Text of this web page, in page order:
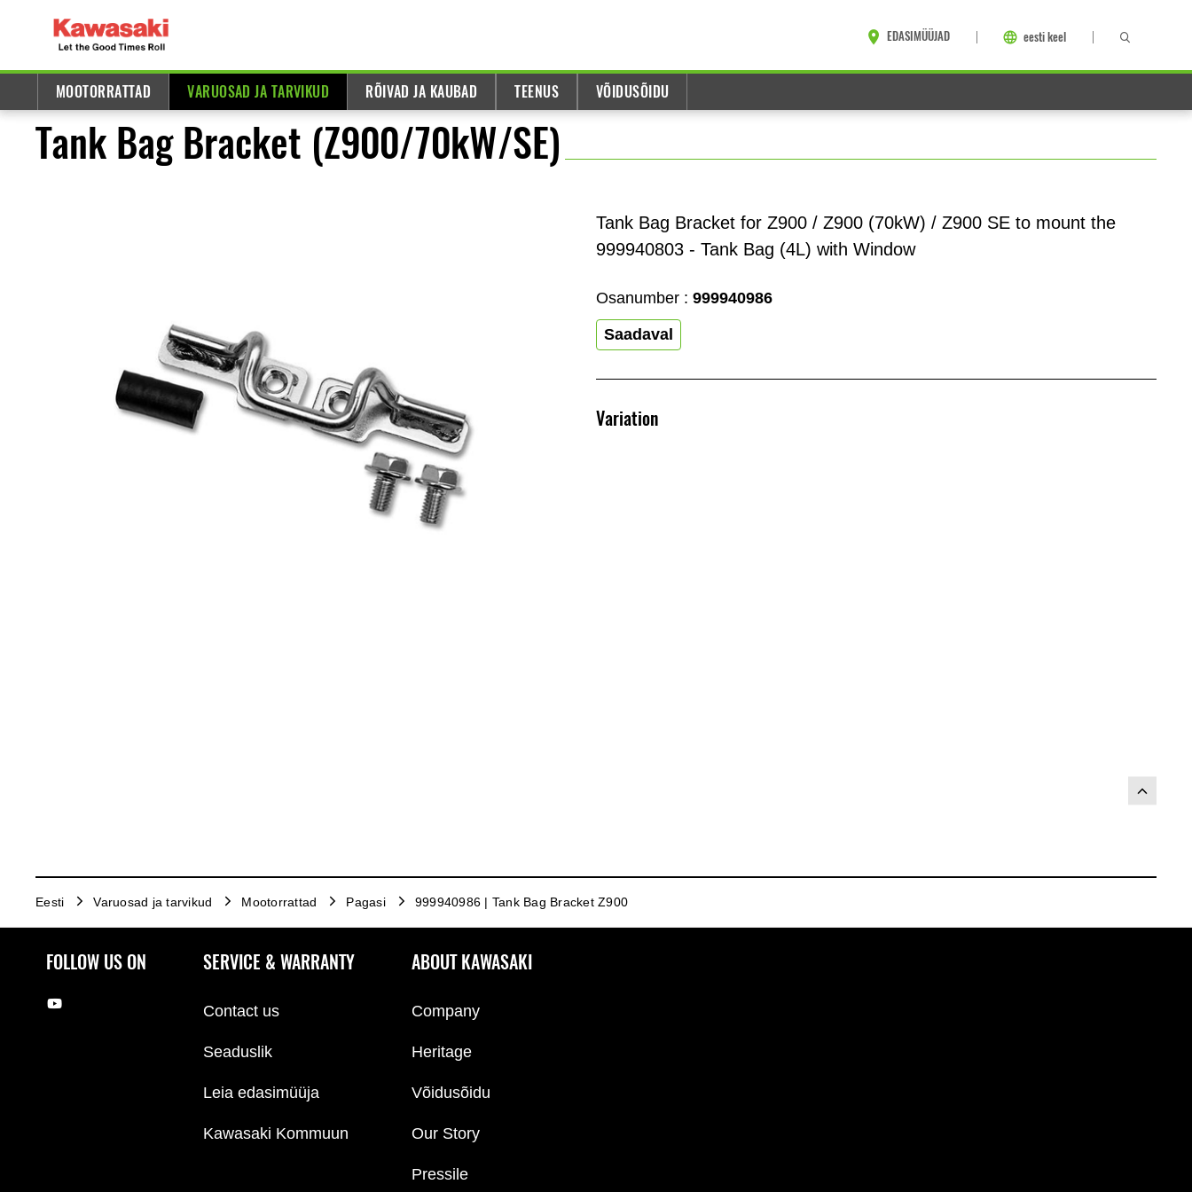
EDASIMÜÜJAD eesti keel
MOOTORRATTAD VARUOSAD JA TARVIKUD RÕIVAD JA KAUBAD TEENUS VÕIDUSÕIDU
Tank Bag Bracket (Z900/70kW/SE)
Tank Bag Bracket for Z900 / Z900 (70kW) / Z900 SE to mount the
999940803 - Tank Bag (4L) with Window
Osanumber : 999940986
Saadaval
Variation
Eesti Varuosad ja tarvikud Mootorrattad Pagasi 999940986 | Tank Bag Bracket Z900
FOLLOW US ON SERVICE & WARRANTY
Contact us
Seaduslik
Leia edasimüüja
Kawasaki Kommuun
ABOUT KAWASAKI
Company
Heritage
Võidusõidu
Our Story
Pressile